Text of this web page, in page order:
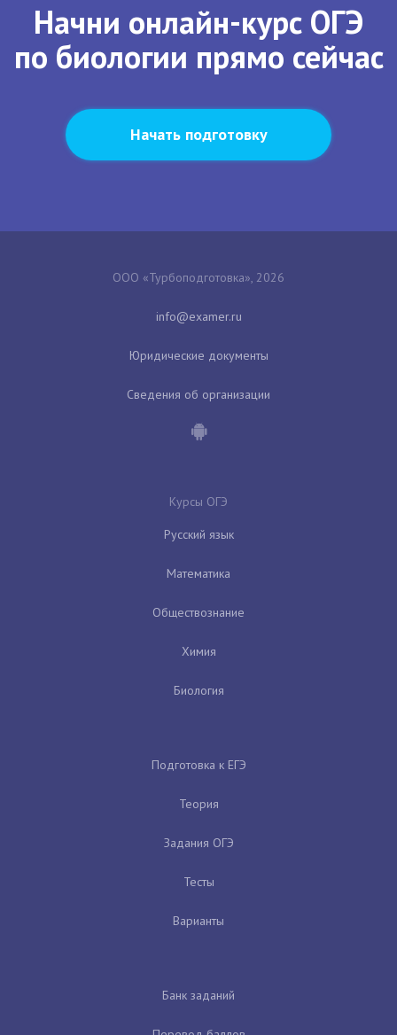
Начни онлайн-курс ОГЭ
по биологии прямо сейчас
Начать подготовку
ООО «Турбоподготовка», 2026
Юридические документы
Сведения об организации
Курсы ОГЭ
Русский язык
Математика
Обществознание
Химия
Биология
Подготовка к ЕГЭ
Теория
Задания ОГЭ
Тесты
Варианты
Банк заданий